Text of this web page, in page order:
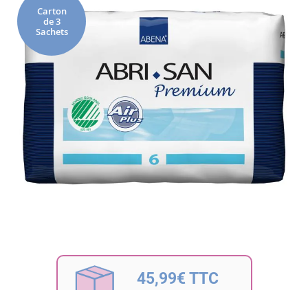
fin
de
galerie
d’images
Carton
de 3
Sachets
45,99€ TTC